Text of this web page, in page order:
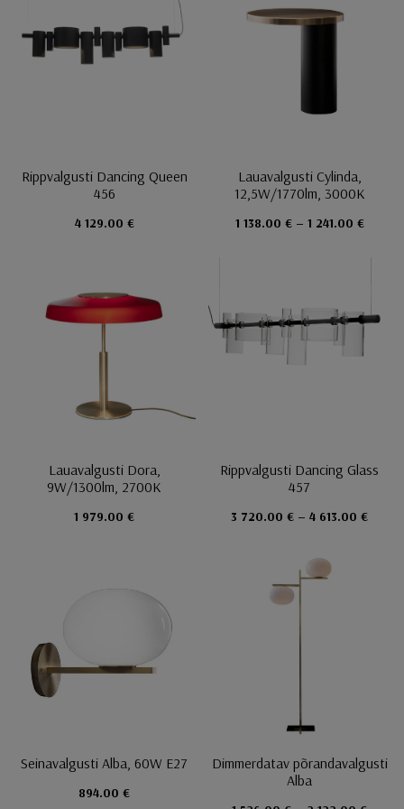
Rippvalgusti Dancing Queen
456
4 129.00 €
Lauavalgusti Cylinda,
12,5W/1770lm, 3000K
1 138.00 € – 1 241.00 €
Lauavalgusti Dora,
9W/1300lm, 2700K
1 979.00 €
Rippvalgusti Dancing Glass
457
3 720.00 € – 4 613.00 €
Seinavalgusti Alba, 60W E27
894.00 €
Dimmerdatav põrandavalgusti
Alba